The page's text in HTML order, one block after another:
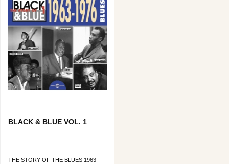
BLACK & BLUE VOL. 1
THE STORY OF THE BLUES 1963-